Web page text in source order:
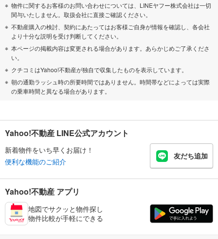
物件に関するお客様のお問い合わせについては、LINEヤフー株式会社は一切
関与いたしません。取扱会社に直接ご確認ください。
不動産購入の検討、契約にあたってはお客様ご自身が情報を確認し、各会社
より十分な説明を受け判断してください。
本ページの掲載内容は変更される場合があります。あらかじめご了承くださ
い。
クチコミはYahoo!不動産が独自で収集したものを表示しています。
朝の通勤ラッシュ時の所要時間ではありません。時間帯などによっては実際
の乗車時間と異なる場合があります。
Yahoo!不動産 LINE公式アカウント
新着物件をいち早くお届け！
便利な機能のご紹介
友だち追加
Yahoo!不動産 アプリ
地図でサクッと物件探し
物件比較が手軽にできる